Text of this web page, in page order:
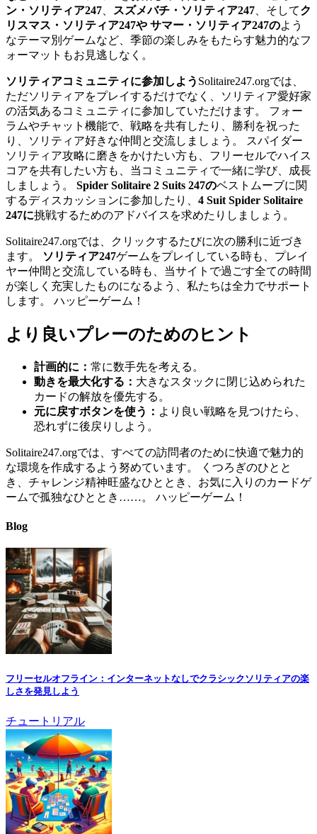
ン・ソリティア247
スズメバチ・ソリティア247 、そしてク
リスマス・ソリティア247や サマー・ソリティア247のよう
なテーマ別ゲームなど、季節の楽しみをもたらす魅力的なフ
ォーマットもお見逃しなく。
ソリティアコミュニティに参加しよう Solitaire247.orgでは、
ただソリティアをプレイするだけでなく、ソリティア愛好家
の活気あるコミュニティに参加していただけます。 フォー
ラムやチャット機能で、戦略を共有したり、勝利を祝った
り、ソリティア好きな仲間と交流しましょう。 スパイダー
ソリティア攻略に磨きをかけたい方も、フリーセルでハイス
コアを共有したい方も、当コミュニティで一緒に学び、成長
しましょう。 Spider Solitaire 2 Suits 247のベストムーブに関
するディスカッションに参加したり、 4 Suit Spider Solitaire
247に挑戦するためのアドバイスを求めたりしましょう。
Solitaire247.orgでは、クリックするたびに次の勝利に近づき
ます。
ソリティア247ゲームをプレイしている時も、プレイ
ヤー仲間と交流している時も、当サイトで過ごす全ての時間
が楽しく充実したものになるよう、私たちは全力でサポート
します。 ハッピーゲーム！
より良いプレーのためのヒント
計画的に： 常に数手先を考える。
動きを最大化する： 大きなスタックに閉じ込められた
カードの解放を優先する。
元に戻すボタンを使う： より良い戦略を見つけたら、
恐れずに後戻りしよう。
Solitaire247.orgでは、すべての訪問者のために快適で魅力的
な環境を作成するよう努めています。 くつろぎのひとと
き、チャレンジ精神旺盛なひととき、お気に入りのカードゲ
ームで孤独なひととき……。 ハッピーゲーム！
Blog
フリーセルオフライン：インターネットなしでクラシックソリティアの楽
しさを発見しよう
チュートリアル